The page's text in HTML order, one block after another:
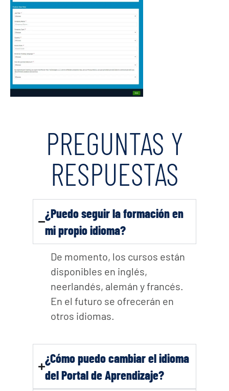
PREGUNTAS Y
RESPUESTAS
¿Puedo seguir la formación en
mi propio idioma?
De momento, los cursos están
disponibles en inglés,
neerlandés, alemán y francés.
En el futuro se ofrecerán en
otros idiomas.
¿Cómo puedo cambiar el idioma
del Portal de Aprendizaje?